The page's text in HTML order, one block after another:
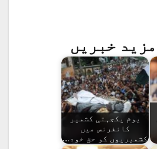
خبریں
یوم یکجہتی کشمیر
کانفرنس میں
کشمیریوں کو حق خود…